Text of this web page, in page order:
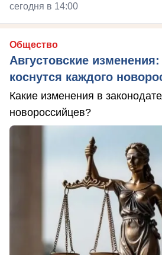
сегодня в 14:00
Общество
Августовские
коснутся каждого
Какие изменения в
новороссийцев?